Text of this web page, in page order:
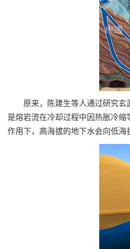
原来，陈建生等人通过研究玄
是熔岩流在冷却过程中因热胀冷
作用下，高海拔的地下水会向低